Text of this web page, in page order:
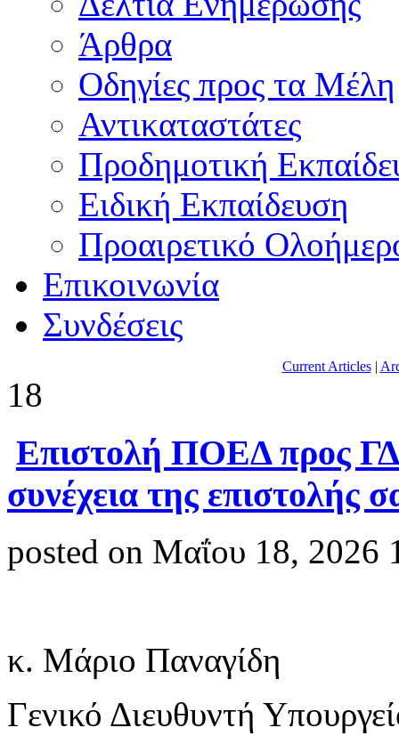
Άρθρα
Οδηγίες προς τα Μέλη
Αντικαταστάτες
Προδημοτική
Ειδική Εκπαίδευση
Προαιρετικό
Επικοινωνία
Συνδέσεις
Current Articles|
18
Επιστολή ΠΟΕΔ προς
συνέχεια της επιστολής
posted on Μαΐου 18, 2026
κ. Μάριο Παναγίδη
Γενικό Διευθυντή